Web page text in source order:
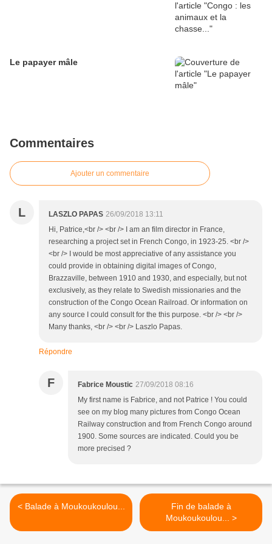
Le papayer mâle
Commentaires
Ajouter un commentaire
L LASZLO PAPAS 26/09/2018 13:11
Hi, Patrice,<br /> <br /> I am an film director in France,
researching a project set in French Congo, in 1923-25. <br />
<br /> I would be most appreciative of any assistance you
could provide in obtaining digital images of Congo,
Brazzaville, between 1910 and 1930, and especially, but not
exclusively, as they relate to Swedish missionaries and the
construction of the Congo Ocean Railroad. Or information on
any source I could consult for the this purpose. <br /> <br />
Many thanks, <br /> <br /> Laszlo Papas.
Répondre
F Fabrice Moustic 27/09/2018 08:16
My first name is Fabrice, and not Patrice ! You could
see on my blog many pictures from Congo Ocean
Railway construction and from French Congo around
1900. Some sources are indicated. Could you be
more precised ?
< Balade à Moukoukoulou...
Fin de balade à
Moukoukoulou... >